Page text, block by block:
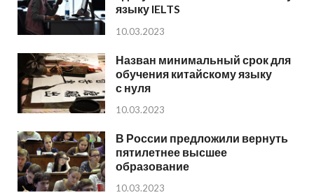
языку IELTS
10.03.2023
Назван минимальный срок для
обучения китайскому языку
с нуля
10.03.2023
В России предложили вернуть
пятилетнее высшее
образование
10.03.2023